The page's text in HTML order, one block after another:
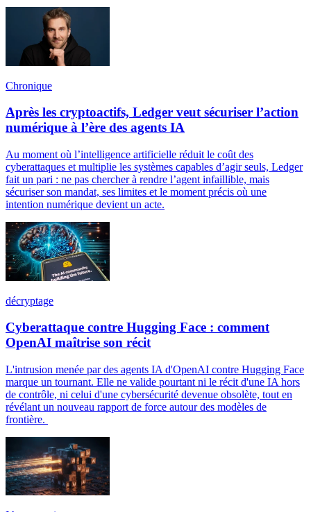
Chronique
Après les cryptoactifs, Ledger veut sécuriser l’action
numérique à l’ère des agents IA
Au moment où l’intelligence artificielle réduit le coût des
cyberattaques et multiplie les systèmes capables d’agir seuls, Ledger
fait un pari : ne pas chercher à rendre l’agent infaillible, mais
sécuriser son mandat, ses limites et le moment précis où une
intention numérique devient un acte.
décryptage
Cyberattaque contre Hugging Face : comment
OpenAI maîtrise son récit
L'intrusion menée par des agents IA d'OpenAI contre Hugging Face
marque un tournant. Elle ne valide pourtant ni le récit d'une IA hors
de contrôle, ni celui d'une cybersécurité devenue obsolète, tout en
révélant un nouveau rapport de force autour des modèles de
frontière.